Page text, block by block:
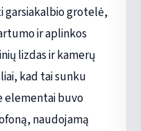
garsiakalbio grotelė,
ir aplinkos
lizdas ir kamerų
kad tai sunku
elementai buvo
naudojamą